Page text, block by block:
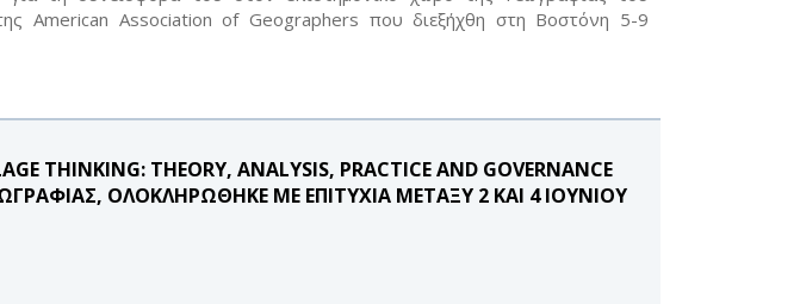
American Association of Geographers που διεξήχθη στη Βοστόνη 5-9
THINKING: THEORY, ANALYSIS, PRACTICE AND GOVERNANCE
ΟΛΟΚΛΗΡΩΘΗΚΕ ΜΕ ΕΠΙΤΥΧΙΑ ΜΕΤΑΞΥ 2 ΚΑΙ 4 ΙΟΥΝΙΟΥ